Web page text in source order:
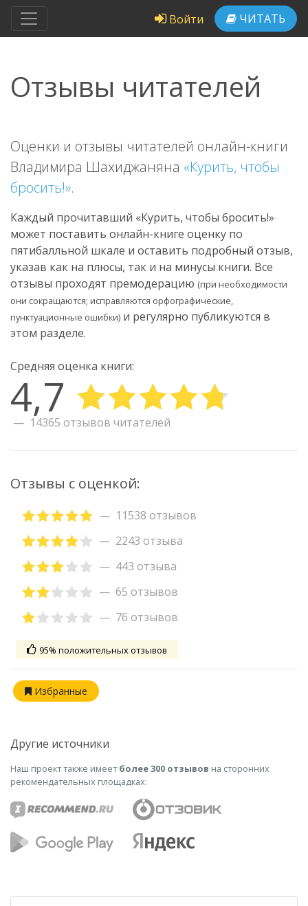
Войти ЧИТАТЬ
Отзывы читателей
Оценки и отзывы читателей онлайн-книги
Владимира Шахиджаняна «Курить, чтобы
бросить!».
Каждый прочитавший «Курить, чтобы бросить!»
может поставить онлайн-книге оценку по
пятибалльной шкале и оставить подробный отзыв,
указав как на плюсы, так и на минусы книги. Все
отзывы проходят премодерацию (при необходимости
они сокращаются; исправляются орфографические,
пунктуационные ошибки) и регулярно публикуются в
этом разделе.
Средняя оценка книги:
4,7
14365 отзывов читателей
Отзывы с оценкой:
11538 отзывов
2243 отзыва
443 отзыва
65 отзывов
76 отзывов
95% положительных отзывов
Избранные
Другие источники
Наш проект также имеетболее 300 отзывов на сторонних
рекомендательных площадках: